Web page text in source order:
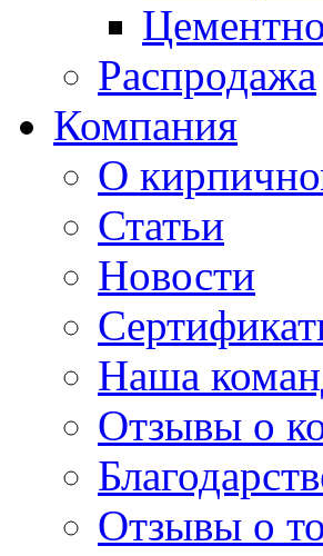
Распродажа
Компания
О
Статьи
Новости
Наша
Отзывы о
Отзывы о